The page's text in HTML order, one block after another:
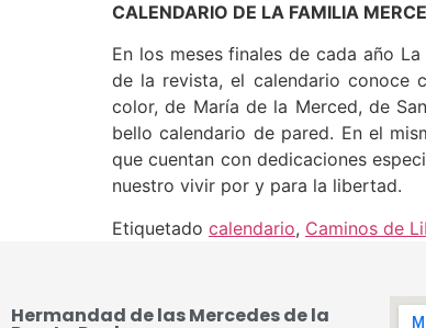
CALENDARIO DE LA FAMILIA
En los meses finales de cada año
de la revista, el calendario conoce
color, de María de la Merced, de
bello calendario de pared. En el
que cuentan con dedicaciones
nuestro vivir por y para la libertad.
Etiquetado calendario, Caminos de
Hermandad de las Mercedes de la